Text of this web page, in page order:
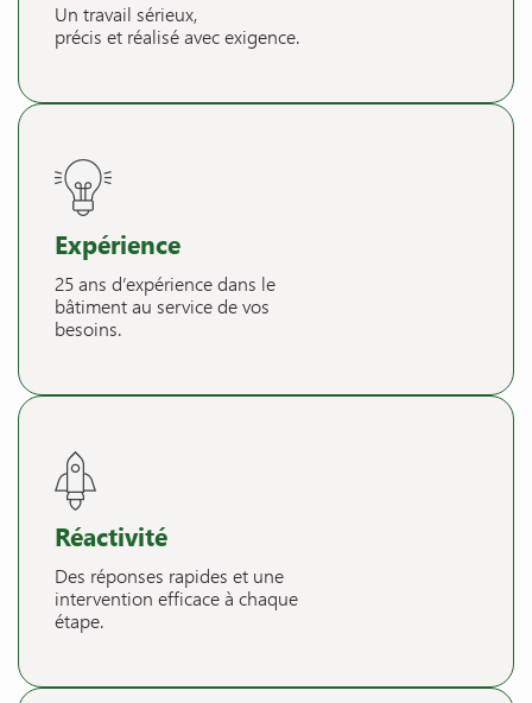
Un travail sérieux,
précis et réalisé avec exigence.
Expérience
25 ans d’expérience dans le
bâtiment au service de vos
besoins.
Réactivité
Des réponses rapides et une
intervention efficace à chaque
étape.